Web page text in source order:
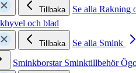
Tillbaka
Se alla Rakning
och blad
Tillbaka
Se alla Smink
Sminkborstar Sminktillbehör